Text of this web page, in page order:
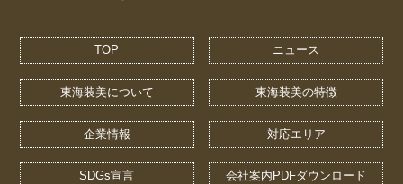
TOP ニュース
東海装美について 東海装美の特徴
企業情報 対応エリア
SDGs宣言 会社案内PDFダウンロード